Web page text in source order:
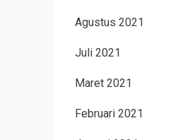
Agustus 2021
Juli 2021
Maret 2021
Februari 2021